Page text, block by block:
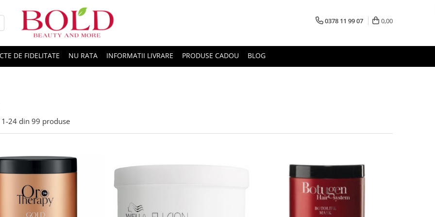
0378 11 99 07 0,00
DE FIDELITATE NU RATA INFORMATII LIVRARE PRODUSE CADOU BLOG
1-24 din 99 produse